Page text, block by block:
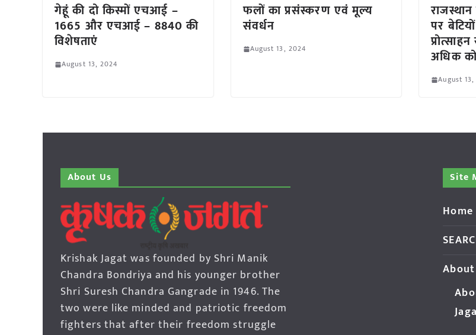
गेहूं की दो किस्मों एचआई –
1665 और एचआई – 8840 की
विशेषताएं
August 13, 2024
फलों का प्रसंस्करण एवं मूल्य
संवर्धन
August 13, 2024
पर
अधिक
August
About Us
Krishak Jagat was founded by Shri Manik
Chandra Bondriya and his younger brother
Shri Suresh Chandra Gangrade in 1946. The
two were like minded and patriotic freedom
fighters that after their freedom struggle
Site
Home